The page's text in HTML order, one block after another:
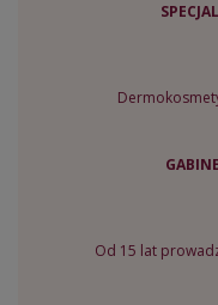
Od 15 lat